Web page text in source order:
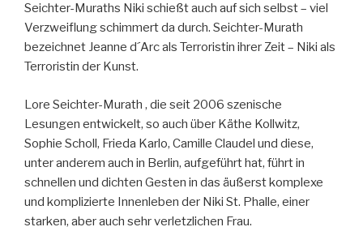
Seichter-Muraths Niki schießt auch auf sich selbst – viel
Verzweiflung schimmert da durch. Seichter-Murath
bezeichnet Jeanne d´Arc als Terroristin ihrer Zeit – Niki als
Terroristin der Kunst.
Lore Seichter-Murath , die seit 2006 szenische
Lesungen entwickelt, so auch über Käthe Kollwitz,
Sophie Scholl, Frieda Karlo, Camille Claudel und diese,
unter anderem auch in Berlin, aufgeführt hat, führt in
schnellen und dichten Gesten in das äußerst komplexe
und komplizierte Innenleben der Niki St. Phalle, einer
starken, aber auch sehr verletzlichen Frau.